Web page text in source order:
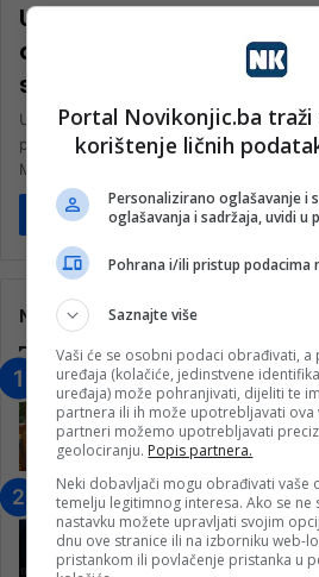
Udruženje žrtava
druženja sa
svijesti?
Udruženje žrtava i svjedoka genocida
predstavniku u BiH Christianu Schmidtu
Mostaru…
Pročitaj više
Najčitanije
“Obrazovanje
– Konjic je u
25 ​​stipendista
15. Februara 2023.
Nogometaši
Konjičanke
ulazom na
Portal Novikonjic.ba traži
korištenje ličnih
Personalizirano oglašavanje i
oglašavanja i sadržaja, uvidi u
Pohrana i/ili pristup podacima
Saznajte više
Vaši će se osobni podaci obrađivati, a
uređaja (kolačiće, jedinstvene
uređaja) može pohranjivati, dijeliti te
partnera ili ih može upotrebljavati ova
partneri možemo upotrebljavati
geolociranju. Popis partnera.
Neki dobavljači mogu obrađivati vaše
temelju legitimnog interesa. Ako se ne
nastavku možete upravljati svojim
dnu ove stranice ili na izborniku web-
pristankom ili povlačenje pristanka u